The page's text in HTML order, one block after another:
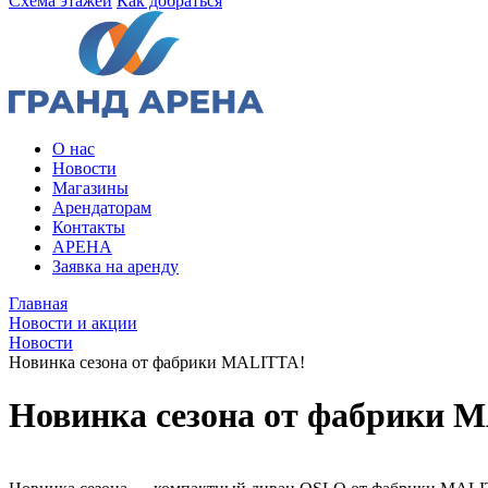
О нас
Новости
Магазины
Арендаторам
Контакты
АРЕНА
Заявка на аренду
Мебельные
магазины
Барнауле
Новости
Новости
Гранд
Арена.
мягкой
Главная
Новости и акции
Новости
Новинка сезона от фабрики MALITTA!
Новинка сезона от фабрики